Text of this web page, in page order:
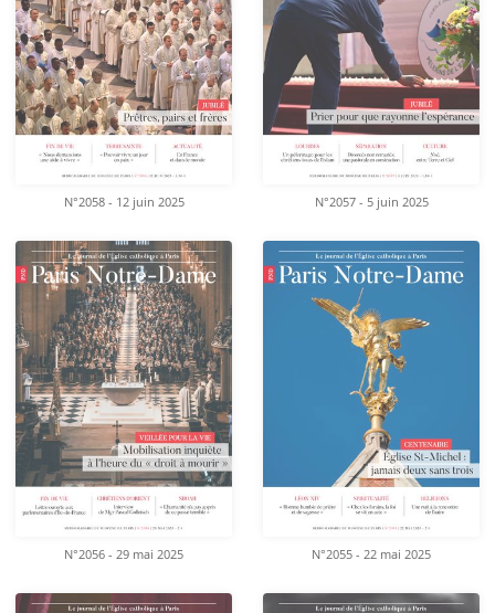
N°2058 - 12 juin 2025 N°2057 - 5 juin 2025
N°2056 - 29 mai 2025 N°2055 - 22 mai 2025